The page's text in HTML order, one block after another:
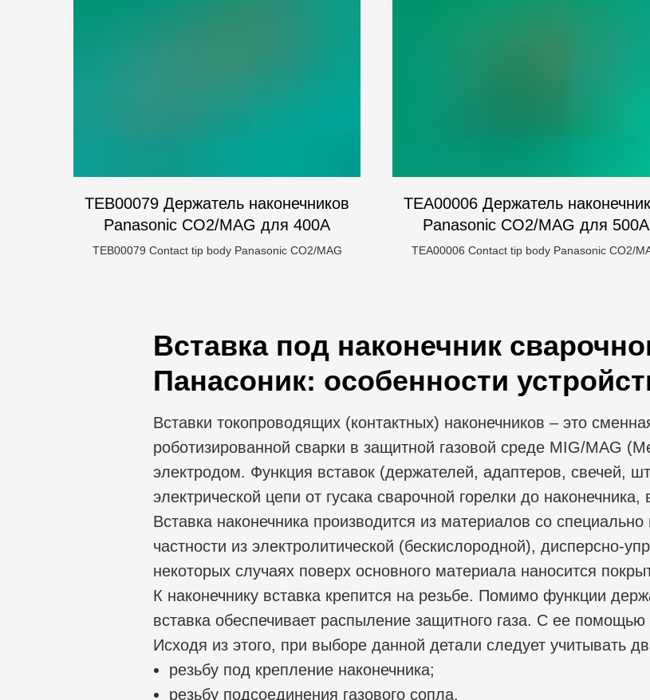
TEB00079 Держатель наконечников
Panasonic CO2/MAG для 400А
TEB00079 Contact tip body Panasonic CO2/MAG
TEA00006 Держатель
Panasonic CO2/MAG для 500А
TEA00006 Contact tip body Panasonic CO2/
Вставка под наконечник
Панасоник: особенности
Вставки токопроводящих (контактных) наконечников – это
роботизированной сварки в защитной газовой среде MIG/MAG
электродом. Функция вставок (держателей, адаптеров, свечей,
электрической цепи от гусака сварочной горелки до
Вставка наконечника производится из материалов со
частности из электролитической (бескислородной), дисперсно-
некоторых случаях поверх основного материала наносится
К наконечнику вставка крепится на резьбе. Помимо функции
вставка обеспечивает распыление защитного газа. С ее помощью
Исходя из этого, при выборе данной детали следует учитывать
резьбу под крепление наконечника;
резьбу подсоединения газового сопла.